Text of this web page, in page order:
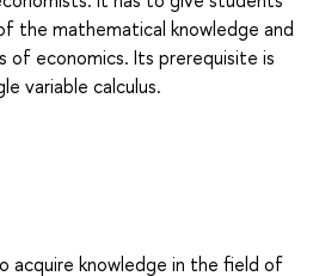
the mathematical knowledge and
economics. Its prerequisite is
variable calculus.
acquire knowledge in the field of